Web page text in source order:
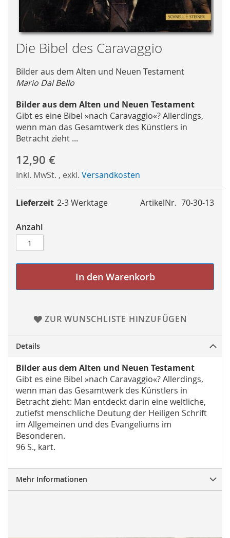
Skip
to
the
beginning
of
the
images
gallery
Die Bibel des Caravaggio
Bilder aus dem Alten und Neuen Testament
Mario Dal Bello
Bilder aus dem Alten und Neuen Testament
Gibt es eine Bibel »nach Caravaggio«? Allerdings,
wenn man das Gesamtwerk des Künstlers in
Betracht zieht ...
12,90 €
Inkl. MwSt. , exkl. Versandkosten
ArtikelNr. 70-30-13
Lieferzeit 2-3 Werktage
Anzahl
In den Warenkorb
ZUR WUNSCHLISTE HINZUFÜGEN
Details
Bilder aus dem Alten und Neuen Testament
Gibt es eine Bibel »nach Caravaggio«? Allerdings,
wenn man das Gesamtwerk des Künstlers in
Betracht zieht: Man entdeckt darin eine weltliche,
zutiefst menschliche Deutung der Heiligen Schrift
im Allgemeinen und des Evangeliums im
Besonderen.
96 S., kart.
Mehr Informationen